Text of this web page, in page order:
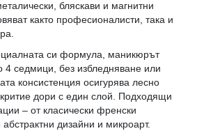
бляскави и магнитни
както професионалисти, така и
си формула, маникюрът
4 седмици, без избледняване или
консистенция осигурява лесно
дори с един слой. Подходящи
– от класически френски
дизайни и микроарт.